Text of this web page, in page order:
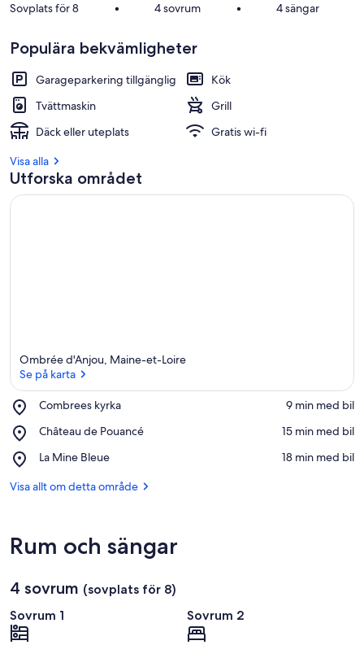
Sovplats för 8 • 4 sovrum • 4 sängar
Populära bekvämligheter
Garageparkering tillgänglig
Kök
Tvättmaskin
Grill
Däck eller uteplats
Gratis wi-fi
Visa alla
Utforska området
Ombrée d'Anjou, Maine-et-Loire
Se på karta
Combrees kyrka
Place,
kyrka
‪9 min med bil‬
Château de Pouancé
Place,
de
‪15 min med bil‬
La Mine Bleue
Place,
Mine
‪18 min med bil‬
Visa allt om detta område
Rum och sängar
4 sovrum (sovplats för 8)
Sovrum 1
Sovrum 2